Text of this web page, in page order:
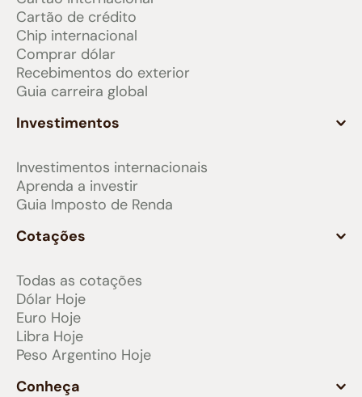
Cartão de crédito
Chip internacional
Comprar dólar
Recebimentos do exterior
Guia carreira global
Investimentos
Investimentos internacionais
Aprenda a investir
Guia Imposto de Renda
Cotações
Todas as cotações
Dólar Hoje
Euro Hoje
Libra Hoje
Peso Argentino Hoje
Conheça